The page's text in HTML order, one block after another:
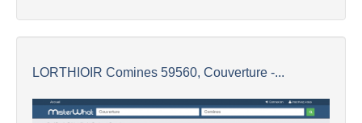
LORTHIOIR Comines 59560, Couverture -...